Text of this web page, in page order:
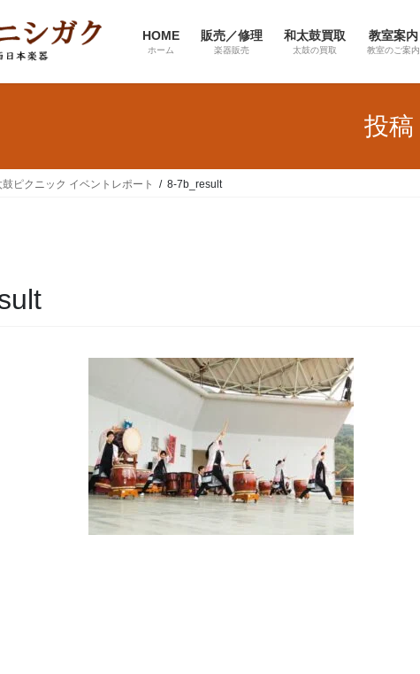
HOME
ホーム
販売／修理
楽器販売
和太鼓買取
太鼓の買取
教室案内
教室のご案内
投稿
ピクニック イベントレポート 8-7b_result